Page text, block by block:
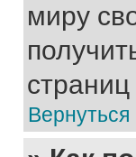
миру
Вернуться